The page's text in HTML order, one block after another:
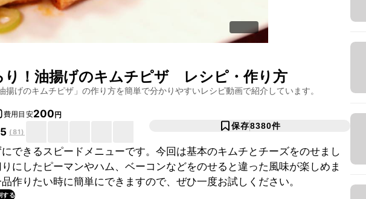
り！油揚げのキムチピザ レシピ・作り方
揚げのキムチピザ 」の作り方を簡単で分かりやすいレシピ動画で紹介しています。
費用目安200円
(81)
保存8380件
できるスピードメニューです。今回は基本のキムチとチーズをのせまし
にしたピーマンやハム、ベーコンなどをのせると違った風味が楽しめま
作りたい時に簡単にできますので、ぜひ一度お試しください。
する